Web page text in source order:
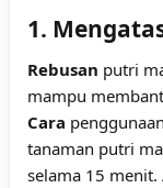
1.
Rebusan putri
mampu
Cara
tanaman putri
selama 15